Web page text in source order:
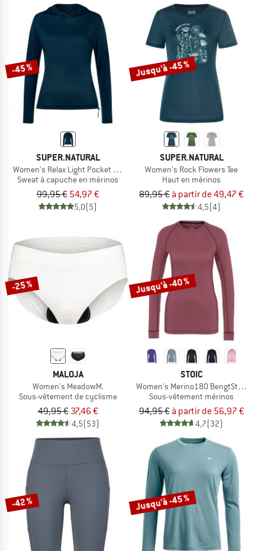
-45 %
SUPER.NATURAL
Women's Relax Light Pocket Hoodie
Sweat à capuche en mérinos
99,95 € 54,97 €
5,0(5)
Jusqu'à -45 %
SUPER.NATURAL
Women's Rock Flowers Tee
Haut en mérinos
89,95 € à partir de 49,47 €
4,5(4)
-25 %
MALOJA
Women's MeadowM.
Sous-vêtement de cyclisme
49,95 € 37,46 €
4,5(53)
Jusqu'à -40 %
STOIC
Women's Merino180 BengtSt. L/S
Sous-vêtement mérinos
94,95 € à partir de 56,97 €
4,7(32)
-42 % Jusqu'à -45 %